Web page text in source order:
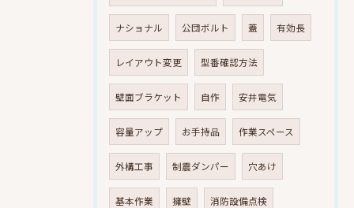
ナショナル 公団ボルト 蓋 有効長
レイアウト変更 型番確認方法
壁面ブラケット 自作 安井電気
容量アップ お手持品 作業スペース
外構工事 制震ダンパー 穴あけ
基本作業 擁壁 消防設備点検